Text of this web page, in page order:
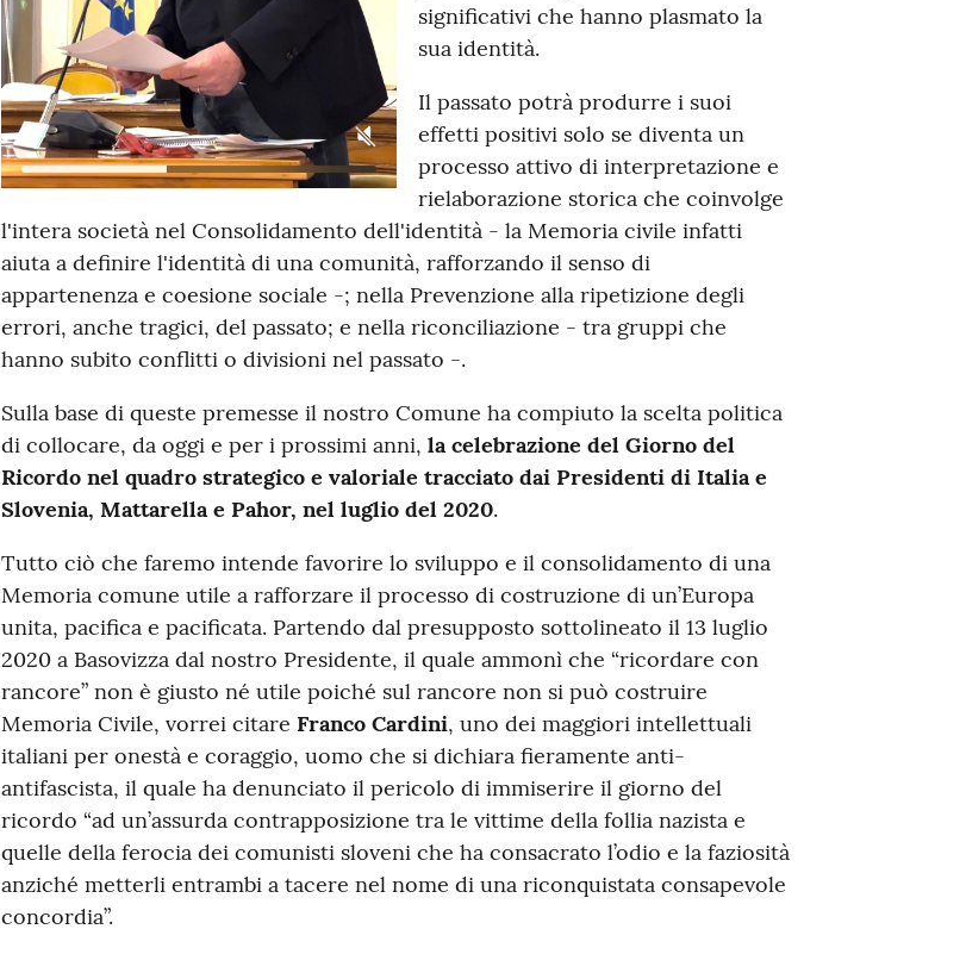
significativi che hanno plasmato la
sua identità.
Il passato potrà produrre i suoi
effetti positivi solo se diventa un
processo attivo di interpretazione e
rielaborazione storica che coinvolge
l'intera società nel Consolidamento dell'identità - la Memoria civile infatti
aiuta a definire l'identità di una comunità, rafforzando il senso di
appartenenza e coesione sociale -; nella Prevenzione alla ripetizione degli
errori, anche tragici, del passato; e nella riconciliazione - tra gruppi che
hanno subito conflitti o divisioni nel passato -.
Sulla base di queste premesse il nostro Comune ha compiuto la scelta politica
di collocare, da oggi e per i prossimi anni, la celebrazione del Giorno del
Ricordo nel quadro strategico e valoriale tracciato dai Presidenti di Italia e
Slovenia, Mattarella e Pahor, nel luglio del 2020.
Tutto ciò che faremo intende favorire lo sviluppo e il consolidamento di una
Memoria comune utile a rafforzare il processo di costruzione di un’Europa
unita, pacifica e pacificata. Partendo dal presupposto sottolineato il 13 luglio
2020 a Basovizza dal nostro Presidente, il quale ammonì che “ricordare con
rancore” non è giusto né utile poiché sul rancore non si può costruire
Memoria Civile, vorrei citare Franco Cardini, uno dei maggiori intellettuali
italiani per onestà e coraggio, uomo che si dichiara fieramente anti-
antifascista, il quale ha denunciato il pericolo di immiserire il giorno del
ricordo “ad un’assurda contrapposizione tra le vittime della follia nazista e
quelle della ferocia dei comunisti sloveni che ha consacrato l’odio e la faziosità
anziché metterli entrambi a tacere nel nome di una riconquistata consapevole
concordia”.